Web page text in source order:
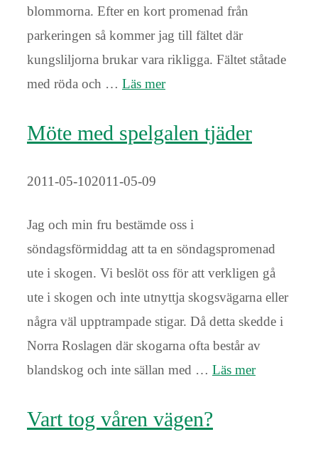
blommorna. Efter en kort promenad från
parkeringen så kommer jag till fältet där
kungsliljorna brukar vara rikligga. Fältet ståtade
med röda och … Läs mer
Möte med spelgalen tjäder
2011-05-102011-05-09
Jag och min fru bestämde oss i
söndagsförmiddag att ta en söndagspromenad
ute i skogen. Vi beslöt oss för att verkligen gå
ute i skogen och inte utnyttja skogsvägarna eller
några väl upptrampade stigar. Då detta skedde i
Norra Roslagen där skogarna ofta består av
blandskog och inte sällan med … Läs mer
Vart tog våren vägen?